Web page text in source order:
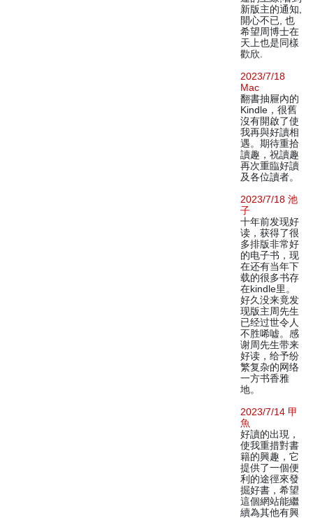
新版主的通知,
開心不已, 也
希望周博士在
天上也是同樣
歡欣.
2023/7/18
Mac
翻書抽屜內的
Kindle，很舊
沒有開啟了使
我再與好讀相
遇。期待重拾
讀趣，祝讀趣
再次重臨好讀
及各位讀者。
2023/7/18 池
子
十年前发现好
读，获得了很
多排版非常好
的电子书，现
在还有当年下
载的很多书存
在kindle里。
好久没来竟发
现版主周先生
已经过世令人
不胜唏嘘。感
谢周先生带来
好读，给予纷
繁复杂的网络
一方书香雅
地。
2023/7/14 甲
魚
好讀的出現，
使我重措對書
籍的興趣，它
提供了一個便
利的途徑來發
掘好書，希望
這個網站能繼
續為其他有興